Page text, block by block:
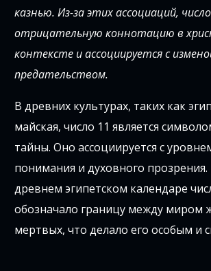
казнью. Из-за этих ассоциаций,
отрицательную коннотацию в
контексте и ассоциируется с
предательством.
В древних культурах, таких как
майская, число 11 является
тайны. Оно ассоциируется с
понимания и духовного
древнем эгипетском календаре
обозначало границу между миром
мертвых, что делало его особым и